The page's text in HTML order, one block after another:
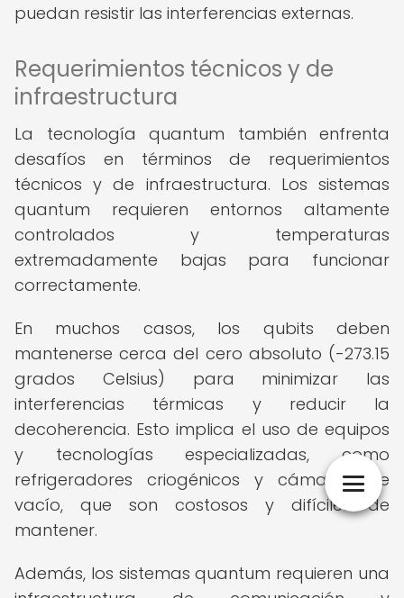
puedan resistir las interferencias externas.
Requerimientos técnicos y de
infraestructura
La tecnología quantum también enfrenta
desafíos en términos de requerimientos
técnicos y de infraestructura. Los sistemas
quantum requieren entornos altamente
controlados y temperaturas
extremadamente bajas para funcionar
correctamente.
En muchos casos, los qubits deben
mantenerse cerca del cero absoluto (-273.15
grados Celsius) para minimizar las
interferencias térmicas y reducir la
decoherencia. Esto implica el uso de equipos
y tecnologías especializadas, como
refrigeradores criogénicos y cámaras de
vacío, que son costosos y difíciles de
mantener.
Además, los sistemas quantum requieren una